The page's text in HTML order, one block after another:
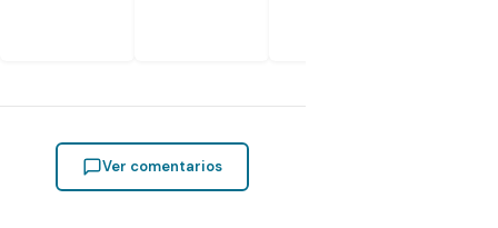
Ver comentarios